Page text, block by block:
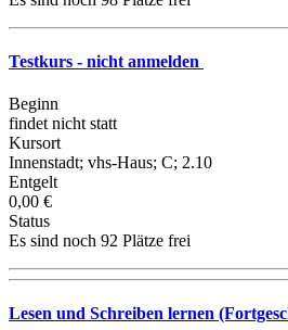
Testkurs - nicht anmelden
Beginn
findet nicht statt
Kursort
Innenstadt; vhs-Haus; C; 2.10
Entgelt
0,00 €
Status
Es sind noch 92 Plätze frei
Lesen und Schreiben lernen